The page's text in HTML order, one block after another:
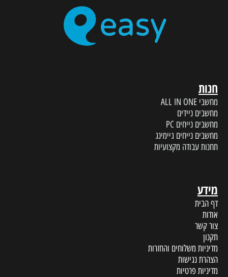
חנות
מחשבי ALL IN ONE
מחשבים ניידים
מחשבים נייחים PC
מחשבים נייחים גיימינג
תחנות עבודה מקצועיות
מידע
דף הבית
אודות
צור קשר
תקנון
מדיניות משלוחים והחזרות
הצהרת נגישות
מדיניות פרטיות